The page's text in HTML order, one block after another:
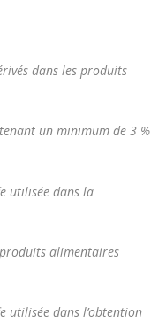
dans les produits
un minimum de 3 %
utilisée dans la
alimentaires
utilisée dans l’obtention